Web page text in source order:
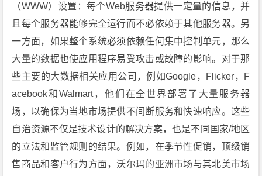
（WWW）设置：每个Web服务器提供一定量的信息，并
且每个服务器能够完全运行而不必依赖于其他服务器。另
一方面，如果整个系统必须依赖任何集中控制单元，那么
大量的数据也使应用程序易受攻击或故障的影响。对于那
些主要的大数据相关应用公司，例如Google，Flicker，F
acebook和Walmart，他们在全世界部署了大量服务器
场，以确保为当地市场提供不间断服务和快速响应。这些
自治资源不仅是技术设计的解决方案，也是不同国家/地区
的立法和监管规则的结果。例如，在季节性促销，顶级销
售商品和客户行为方面，沃尔玛的亚洲市场与其北美市场